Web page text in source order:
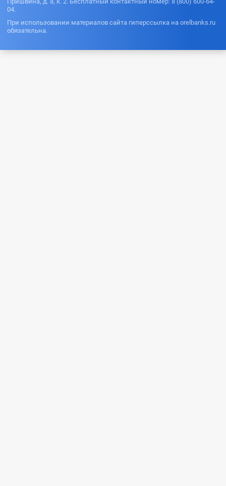
04.
При использовании материалов сайта гиперссылка на orelbanks.ru
обязательна.